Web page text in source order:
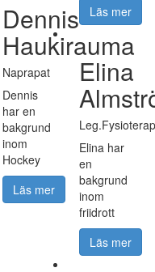
Dennis
Haukirauma
Naprapat
Dennis
har en
bakgrund
inom
Hockey
Läs mer
Läs mer
Elina
Elina har
en
bakgrund
inom
friidrott
Läs mer